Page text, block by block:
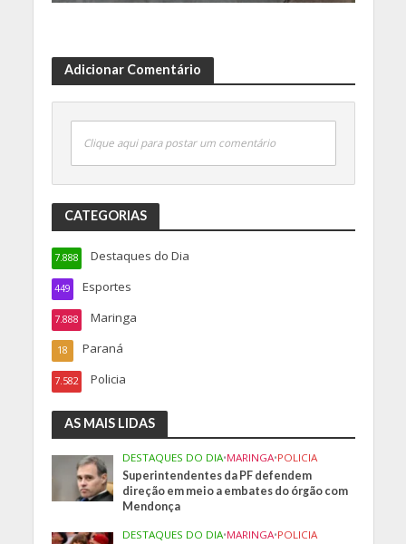
Adicionar Comentário
Clique aqui para postar um comentário
CATEGORIAS
Destaques do Dia
7.888
Esportes
449
Maringa
7.888
Paraná
18
Policia
7.582
AS MAIS LIDAS
DESTAQUES DO DIA•MARINGA•POLICIA
Superintendentes da PF defendem
direção em meio a embates do órgão com
Mendonça
DESTAQUES DO DIA•MARINGA•POLICIA